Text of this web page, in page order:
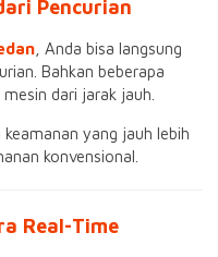
Pencurian
, Anda bisa langsung
Bahkan beberapa
dari jarak jauh.
yang jauh lebih
konvensional.
Real-Time